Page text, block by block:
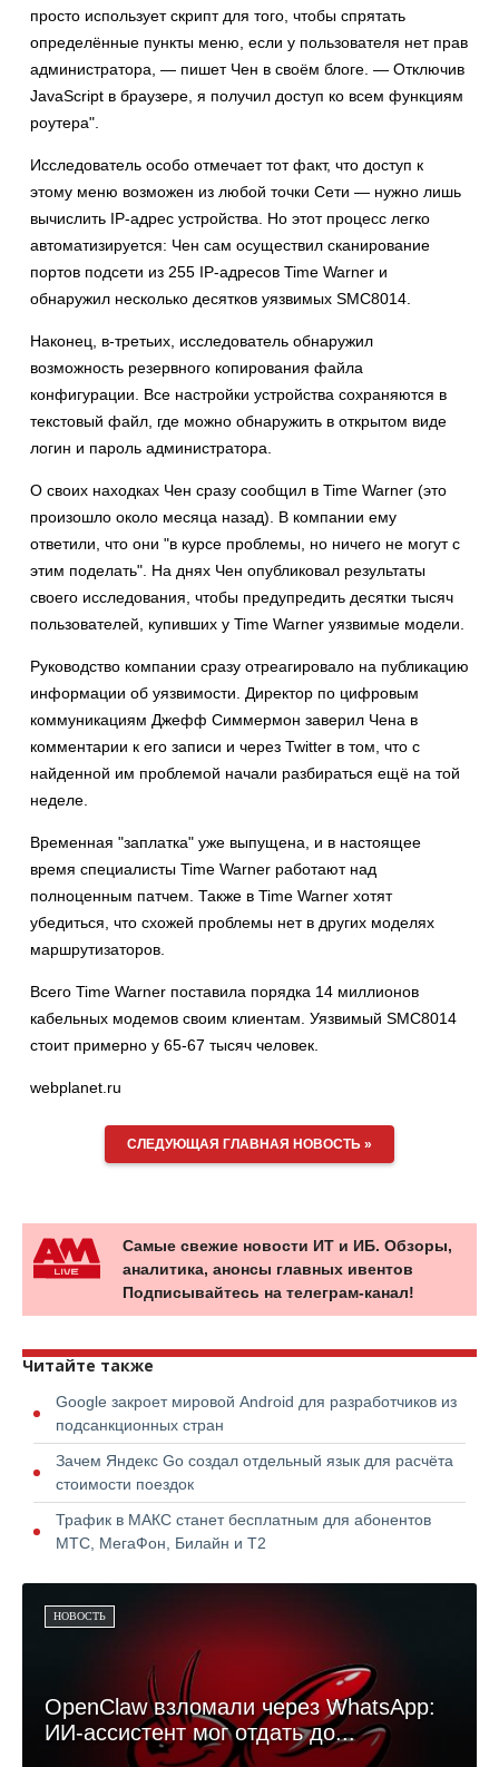
просто использует скрипт для того, чтобы спрятать
определённые пункты меню, если у пользователя нет прав
администратора, — пишет Чен в своём блоге. — Отключив
JavaScript в браузере, я получил доступ ко всем функциям
роутера".
Исследователь особо отмечает тот факт, что доступ к
этому меню возможен из любой точки Сети — нужно лишь
вычислить IP-адрес устройства. Но этот процесс легко
автоматизируется: Чен сам осуществил сканирование
портов подсети из 255 IP-адресов Time Warner и
обнаружил несколько десятков уязвимых SMC8014.
Наконец, в-третьих, исследователь обнаружил
возможность резервного копирования файла
конфигурации. Все настройки устройства сохраняются в
текстовый файл, где можно обнаружить в открытом виде
логин и пароль администратора.
О своих находках Чен сразу сообщил в Time Warner (это
произошло около месяца назад). В компании ему
ответили, что они "в курсе проблемы, но ничего не могут с
этим поделать". На днях Чен опубликовал результаты
своего исследования, чтобы предупредить десятки тысяч
пользователей, купивших у Time Warner уязвимые модели.
Руководство компании сразу отреагировало на публикацию
информации об уязвимости. Директор по цифровым
коммуникациям Джефф Симмермон заверил Чена в
комментарии к его записи и через Twitter в том, что с
найденной им проблемой начали разбираться ещё на той
неделе.
Временная "заплатка" уже выпущена, и в настоящее
время специалисты Time Warner работают над
полноценным патчем. Также в Time Warner хотят
убедиться, что схожей проблемы нет в других моделях
маршрутизаторов.
Всего Time Warner поставила порядка 14 миллионов
кабельных модемов своим клиентам. Уязвимый SMC8014
стоит примерно у 65-67 тысяч человек.
webplanet.ru
СЛЕДУЮЩАЯ ГЛАВНАЯ НОВОСТЬ »
Самые свежие новости ИТ и ИБ. Обзоры,
аналитика, анонсы главных ивентов
Подписывайтесь на телеграм-канал!
Читайте также
Google закроет мировой Android для разработчиков из
подсанкционных стран
Зачем Яндекс Go создал отдельный язык для расчёта
стоимости поездок
Трафик в МАКС станет бесплатным для абонентов
МТС, МегаФон, Билайн и Т2
НОВОСТЬ
OpenClaw взломали через WhatsApp:
ИИ-ассистент мог отдать до...